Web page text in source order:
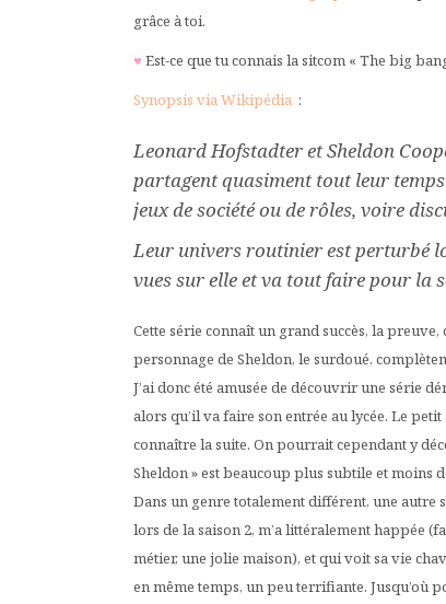
grâce à toi.
♥ Est-ce que tu connais la sitcom « The big
Synopsis via Wikipédia :
Leonard Hofstadter et Sheldon
partagent quasiment tout leur
jeux de société ou de rôles, voire
Leur univers routinier est perturbé
vues sur elle et va tout faire pour la
​Cette série connaît un grand succès, la
personnage de Sheldon, le surdoué,
J​’ai donc été amusée de découvrir une série
alors qu’il va faire son entrée au lycée. Le
connaître la suite. On pourrait cependant y
Sheldon » est beaucoup plus subtile et moins
Dans un genre totalement différent, une autre
lors de la saison 2, m’a littéralement happée
métier, une jolie maison), et qui voit sa vie
en même temps, un peu terrifiante. Jusqu’où